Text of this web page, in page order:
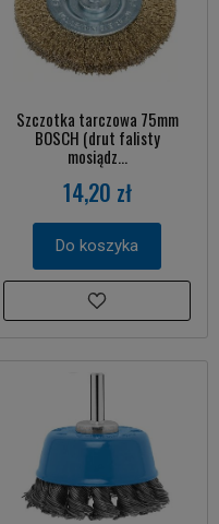
Szczotka tarczowa 75mm
BOSCH (drut falisty
mosiądz...
14,20 zł
Do koszyka